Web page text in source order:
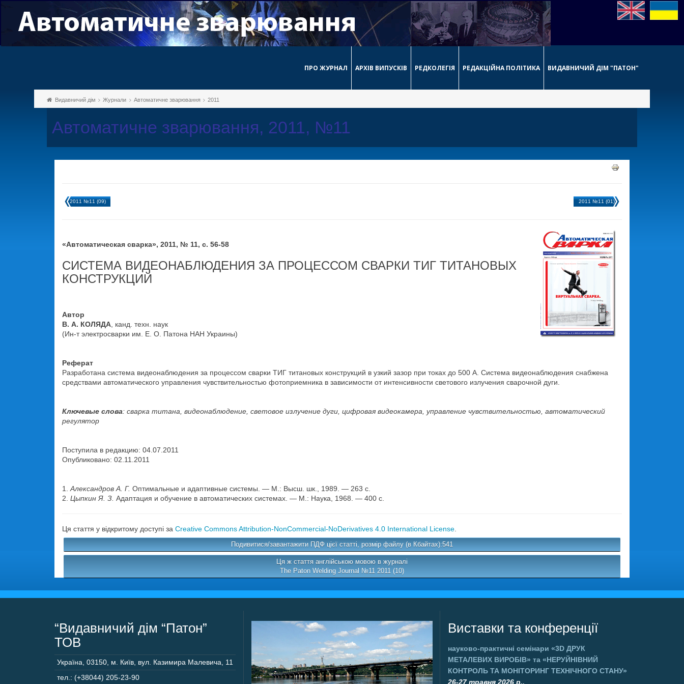
ПРО ЖУРНАЛ АРХІВ ВИПУСКІВ РЕДКОЛЕГІЯ РЕДАКЦІЙНА ПОЛІТИКА ВИДАВНИЧИЙ ДІМ "ПАТОН"
Видавничий дім Журнали Автоматичне зварювання 2011
Автоматичне зварювання, 2011, №11
2011 №11 (09) 2011 №11 (01)
«Автоматическая сварка», 2011, № 11, с. 56-58
СИСТЕМА ВИДЕОНАБЛЮДЕНИЯ ЗА ПРОЦЕССОМ СВАРКИ ТИГ ТИТАНОВЫХ
КОНСТРУКЦИЙ
Автор
В. А. КОЛЯДА , канд. техн. наук
(Ин-т электросварки им. Е. О. Патона НАН Украины)
Реферат
Разработана система видеонаблюдения за процессом сварки ТИГ титановых конструкций в узкий зазор при токах до 500 А. Система видеонаблюдения снабжена
средствами автоматического управления чувствительностью фотоприемника в зависимости от интенсивности светового излучения сварочной дуги.
Ключевые слова: сварка титана, видеонаблюдение, световое излучение дуги, цифровая видеокамера, управление чувствительностью, автоматический
регулятор
Поступила в редакцию: 04.07.2011
Опубликовано: 02.11.2011
1. Александров А. Г. Оптимальные и адаптивные системы. — М.: Высш. шк., 1989. — 263 с.
2. Цыпкин Я. З. Адаптация и обучение в автоматических системах. — М.: Наука, 1968. — 400 с.
Ця стаття у відкритому доступі за Creative Commons Attribution-NonCommercial-NoDerivatives 4.0 International License
Подивитися/завантажити ПДФ цієї статті, розмір файлу (в Кбайтах):541
Ця ж стаття англійською мовою в журналі
The Paton Welding Journal №11 2011 (10)
“Видавничий дім “Патон”
ТОВ
Україна 03150 м. Київ, вул. Казимира Малевича, 11
тел.: (+38044) 205-23-90
Виставки та конференції
науково-практичні семінари«3D ДРУК
МЕТАЛЕВИХ ВИРОБІВ» та«НЕРУЙНІВНИЙ
КОНТРОЛЬ ТА МОНІТОРИНГ ТЕХНІЧНОГО СТАНУ»
26-27 травня 2026 р.,